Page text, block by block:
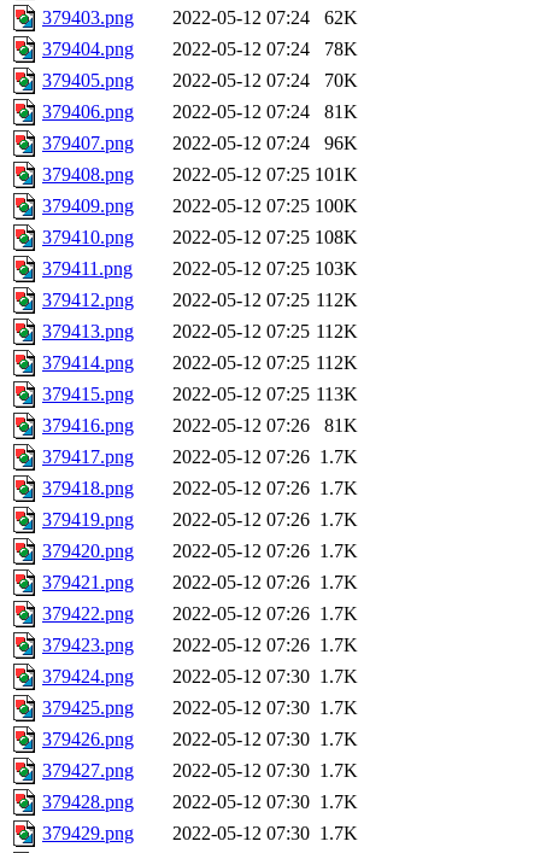
379403.png
2022-05-12 07:24
62K
379404.png
2022-05-12 07:24
78K
379405.png
2022-05-12 07:24
70K
379406.png
2022-05-12 07:24
81K
379407.png
2022-05-12 07:24
96K
379408.png
2022-05-12 07:25 101K
379409.png
2022-05-12 07:25 100K
379410.png
2022-05-12 07:25 108K
379411.png
2022-05-12 07:25 103K
379412.png
2022-05-12 07:25 112K
379413.png
2022-05-12 07:25 112K
379414.png
2022-05-12 07:25 112K
379415.png
2022-05-12 07:25 113K
379416.png
2022-05-12 07:26
81K
379417.png
2022-05-12 07:26 1.7K
379418.png
2022-05-12 07:26 1.7K
379419.png
2022-05-12 07:26 1.7K
379420.png
2022-05-12 07:26 1.7K
379421.png
2022-05-12 07:26 1.7K
379422.png
2022-05-12 07:26 1.7K
379423.png
2022-05-12 07:26 1.7K
379424.png
2022-05-12 07:30 1.7K
379425.png
2022-05-12 07:30 1.7K
379426.png
2022-05-12 07:30 1.7K
379427.png
2022-05-12 07:30 1.7K
379428.png
2022-05-12 07:30 1.7K
379429.png
2022-05-12 07:30 1.7K